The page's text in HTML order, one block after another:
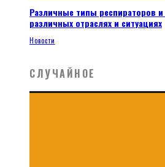
Различные типы респираторов
различных отраслях и ситуациях
Новости
СЛУЧАЙНОЕ